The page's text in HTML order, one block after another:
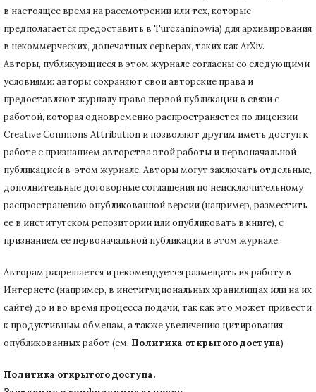
в настоящее время на рассмотрении или тех, которые
предполагается предоставить в Turczaninowia) для архивирования
в некоммерческих, допечатных серверах, таких как ArXiv.
Авторы, публикующиеся в этом журнале согласны со следующими
условиями: авторы сохраняют свои авторские права и
предоставляют журналу право первой публикации в связи с
работой, которая одновременно распространяется по лицензии
Creative Commons Attribution и позволяют другим иметь доступ к
работе с признанием авторства этой работы и первоначальной
публикацией в этом журнале. Авторы могут заключать отдельные,
дополнительные договорные соглашения по неисключительному
распространению опубликованной версии (например, разместить
ее в институтском репозитории или опубликовать в книге), с
признанием ее первоначальной публикации в этом журнале.
Авторам разрешается и рекомендуется размещать их работу в
Интернете (например, в институциональных хранилищах или на их
сайте) до и во время процесса подачи, так как это может привести
к продуктивным обменам, а также увеличению цитирования
опубликованных работ (см. Политика открытого доступа)
Политика открытого доступа.